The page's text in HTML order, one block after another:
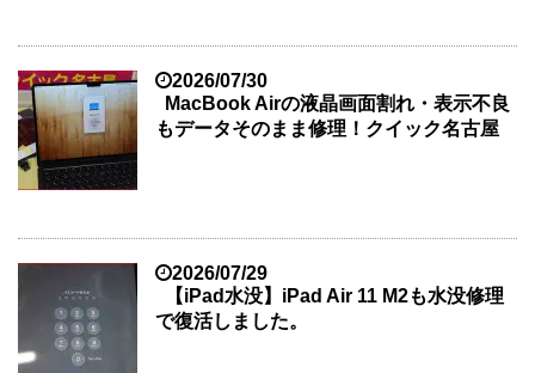
2026/07/30
MacBook Airの液晶画面割れ・表示不良
もデータそのまま修理！クイック名古屋
2026/07/29
【iPad水没】iPad Air 11 M2も水没修理
で復活しました。